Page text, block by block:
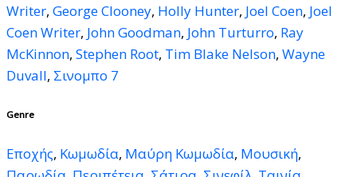
Writer, George Clooney, Holly Hunter, Joel Coen, Joel
Coen Writer, John Goodman, John Turturro, Ray
McKinnon, Stephen Root, Tim Blake Nelson, Wayne
Duvall, Σινομπο 7
Genre
Εποχής, Κωμωδία, Μαύρη Κωμωδία, Μουσική,